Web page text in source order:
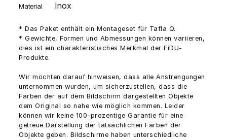
Material Inox
* Das Paket enthält ein Montageset für Tafla Q.
* Gewichte, Formen und Abmessungen können variieren,
dies ist ein charakteristisches Merkmal der FiDU-
Produkte.
Wir möchten darauf hinweisen, dass alle Anstrengungen
unternommen wurden, um sicherzustellen, dass die
Farben der auf dem Bildschirm dargestellten Objekte
dem Original so nahe wie möglich kommen. Leider
können wir keine 100-prozentige Garantie für eine
getreue Darstellung der tatsächlichen Farben der
Objekte geben. Bildschirme haben unterschiedliche